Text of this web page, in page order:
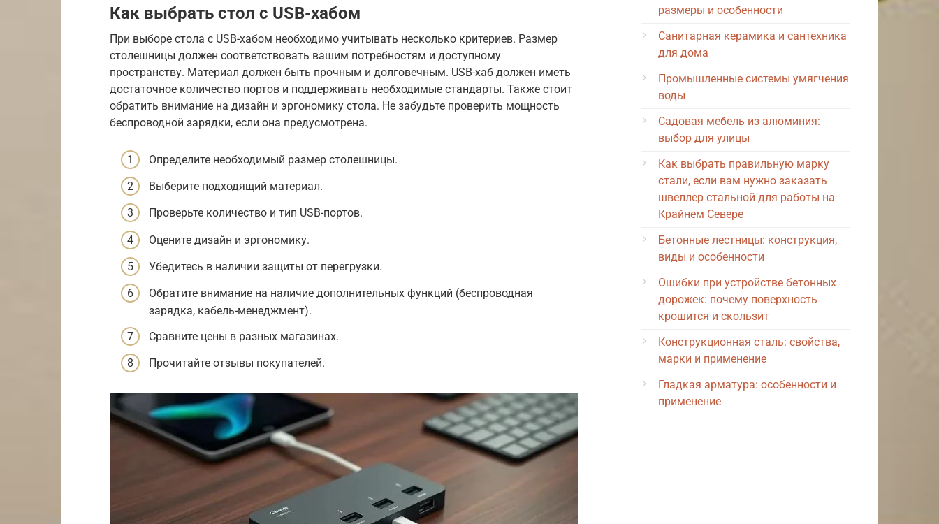
Как выбрать стол с USB-хабом
При выборе стола с USB-хабом необходимо учитывать несколько критериев. Размер
столешницы должен соответствовать вашим потребностям и доступному
пространству. Материал должен быть прочным и долговечным. USB-хаб должен иметь
достаточное количество портов и поддерживать необходимые стандарты. Также стоит
обратить внимание на дизайн и эргономику стола. Не забудьте проверить мощность
беспроводной зарядки, если она предусмотрена.
Определите необходимый размер столешницы.
Выберите подходящий материал.
Проверьте количество и тип USB-портов.
Оцените дизайн и эргономику.
Убедитесь в наличии защиты от перегрузки.
Обратите внимание на наличие дополнительных функций (беспроводная
зарядка, кабель-менеджмент).
Сравните цены в разных магазинах.
Прочитайте отзывы покупателей.
размеры и особенности
Санитарная керамика и сантехника
для дома
Промышленные системы умягчения
воды
Садовая мебель из алюминия:
выбор для улицы
Как выбрать правильную марку
стали, если вам нужно заказать
швеллер стальной для работы на
Крайнем Севере
Бетонные лестницы: конструкция,
виды и особенности
Ошибки при устройстве бетонных
дорожек: почему поверхность
крошится и скользит
Конструкционная сталь: свойства,
марки и применение
Гладкая арматура: особенности и
применение